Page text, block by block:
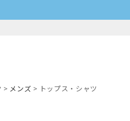
メンズ トップス・シャツ